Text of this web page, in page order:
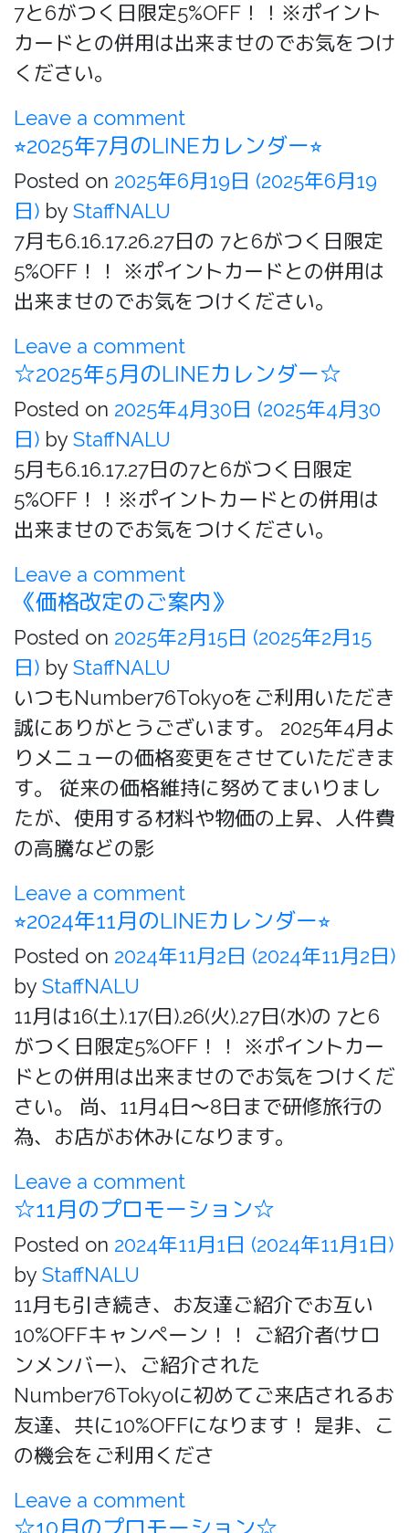
7と6がつく日限定5%OFF！！※ポイント
カードとの併用は出来ませのでお気をつけ
ください。
Leave a comment
⭐︎2025年7月のLINEカレンダー⭐︎
Posted on 2025年6月19日 (2025年6月19
日) by StaffNALU
7月も6.16.17.26.27日の 7と6がつく日限定
5%OFF！！ ※ポイントカードとの併用は
出来ませのでお気をつけください。
Leave a comment
☆2025年5月のLINEカレンダー☆
Posted on 2025年4月30日 (2025年4月30
日) by StaffNALU
5月も6.16.17.27日の7と6がつく日限定
5%OFF！！※ポイントカードとの併用は
出来ませのでお気をつけください。
Leave a comment
《価格改定のご案内》
Posted on 2025年2月15日 (2025年2月15
日) by StaffNALU
いつもNumber76Tokyoをご利用いただき
誠にありがとうございます。 2025年4月よ
りメニューの価格変更をさせていただきま
す。 従来の価格維持に努めてまいりまし
たが、使用する材料や物価の上昇、人件費
の高騰などの影
Leave a comment
⭐︎2024年11月のLINEカレンダー⭐︎
Posted on 2024年11月2日 (2024年11月2日)
by StaffNALU
11月は16(土).17(日).26(火).27日(水)の 7と6
がつく日限定5%OFF！！ ※ポイントカー
ドとの併用は出来ませのでお気をつけくだ
さい。 尚、11月4日〜8日まで研修旅行の
為、お店がお休みになります。
Leave a comment
☆11月のプロモーション☆
Posted on 2024年11月1日 (2024年11月1日)
by StaffNALU
11月も引き続き、お友達ご紹介でお互い
10%OFFキャンペーン！！ ご紹介者(サロ
ンメンバー)、ご紹介された
Number76Tokyoに初めてご来店されるお
友達、共に10%OFFになります！ 是非、こ
の機会をご利用くださ
Leave a comment